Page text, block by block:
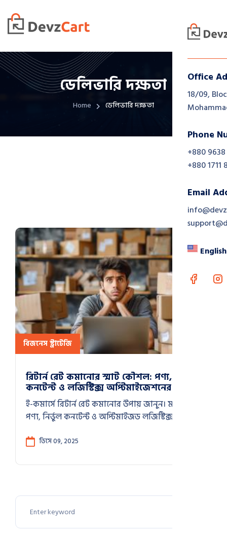
Office
18/09,
Phone
+880
+880 1711
Email
English
ডেলিভারি দক্ষতা
Home ডেলিভারি দক্ষতা
বিজনেস স্ট্রাটেজি
রিটার্ন রেট কমানোর স্মার্ট কৌশল: পণ্য,
কনটেন্ট ও লজিস্টিক্স অপ্টিমাইজেশনের সমন্বিত
প্রয়োগ
ই-কমার্সে রিটার্ন রেট কমানোর উপায় জানুন। মানসম্মত
পণ্য, নির্ভুল কনটেন্ট ও অপ্টিমাইজড লজিস্টিক্স কীভাবে
অভিজ্ঞতায়।
ডিসে 09, 2025